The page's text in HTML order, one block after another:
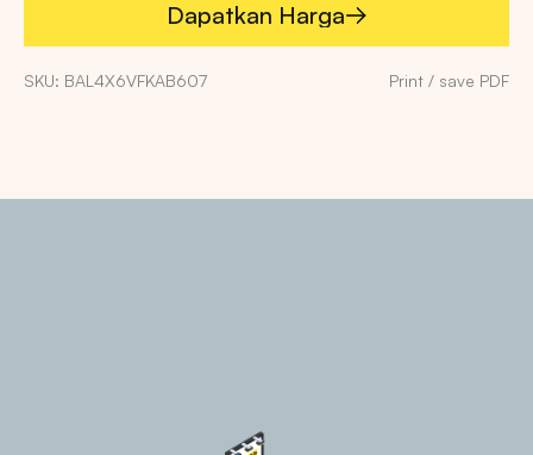
Dapatkan Harga
Dapatkan Harga
SKU: BAL4X6VFKAB607 Print / save PDF